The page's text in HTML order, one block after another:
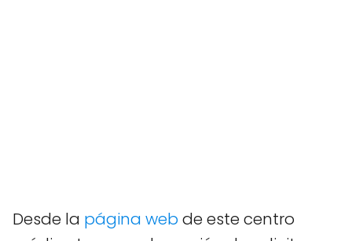
Desde la página web de este centro